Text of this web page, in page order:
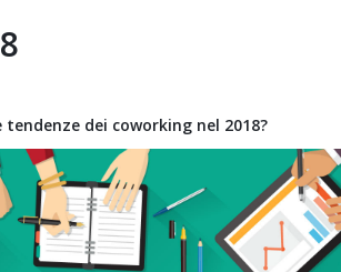
dei coworking nel 2018?